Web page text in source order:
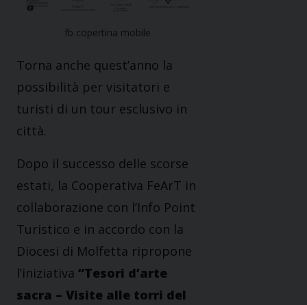
fb copertina mobile
Torna anche quest’anno la
possibilità per visitatori e
turisti di un tour esclusivo in
città.
Dopo il successo delle scorse
estati, la Cooperativa FeArT in
collaborazione con l’Info Point
Turistico e in accordo con la
Diocesi di Molfetta ripropone
l’iniziativa “Tesori d’arte
sacra – Visite alle torri del